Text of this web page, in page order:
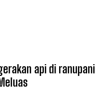
api di ranupani